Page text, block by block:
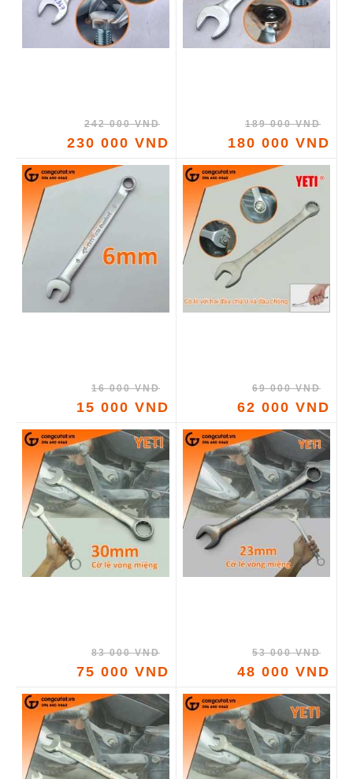
242 000 VND
230 000 VND
189 000 VND
180 000 VND
16 000 VND
15 000 VND
69 000 VND
62 000 VND
83 000 VND
75 000 VND
53 000 VND
48 000 VND